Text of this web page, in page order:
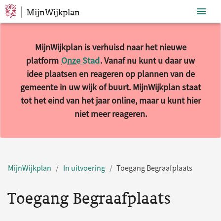
Sla navigatie over
MijnWijkplan
MijnWijkplan is verhuisd naar het nieuwe
platform Onze Stad. Vanaf nu kunt u daar uw
idee plaatsen en reageren op plannen van de
gemeente in uw wijk of buurt. MijnWijkplan staat
tot het eind van het jaar online, maar u kunt hier
niet meer reageren.
MijnWijkplan In uitvoering Toegang Begraafplaats
Toegang Begraafplaats